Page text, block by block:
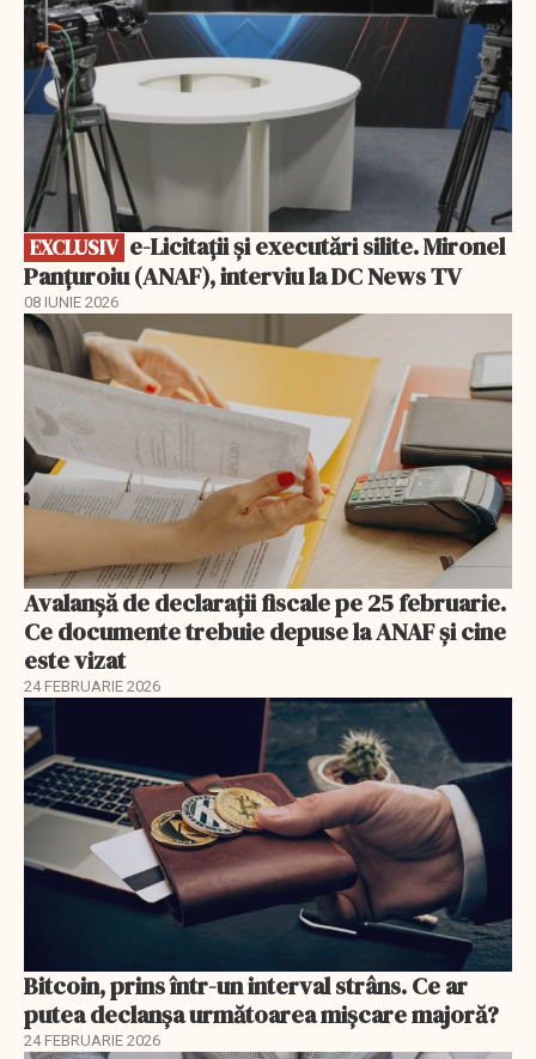
EXCLUSIV
Panțuroiu (ANAF), interviu la DC News TV
08 IUNIE 2026
Avalanșă de declarații fiscale pe 25 februarie.
Ce documente trebuie depuse la ANAF și cine
este vizat
24 FEBRUARIE 2026
Bitcoin, prins într-un interval strâns. Ce ar
putea declanșa următoarea mișcare majoră?
24 FEBRUARIE 2026